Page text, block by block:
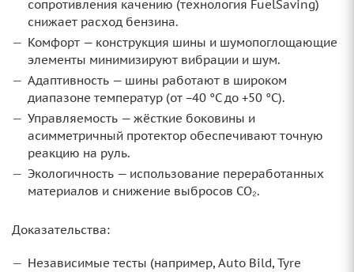
сопротивления качению (технология FuelSaving)
снижает расход бензина.
Комфорт — конструкция шины и шумопоглощающие
элементы минимизируют вибрации и шум.
Адаптивность — шины работают в широком
диапазоне температур (от −40 °C до +50 °C).
Управляемость — жёсткие боковины и
асимметричный протектор обеспечивают точную
реакцию на руль.
Экологичность — использование переработанных
материалов и снижение выбросов CO₂.
Доказательства:
Независимые тесты (например, Auto Bild, Tyre